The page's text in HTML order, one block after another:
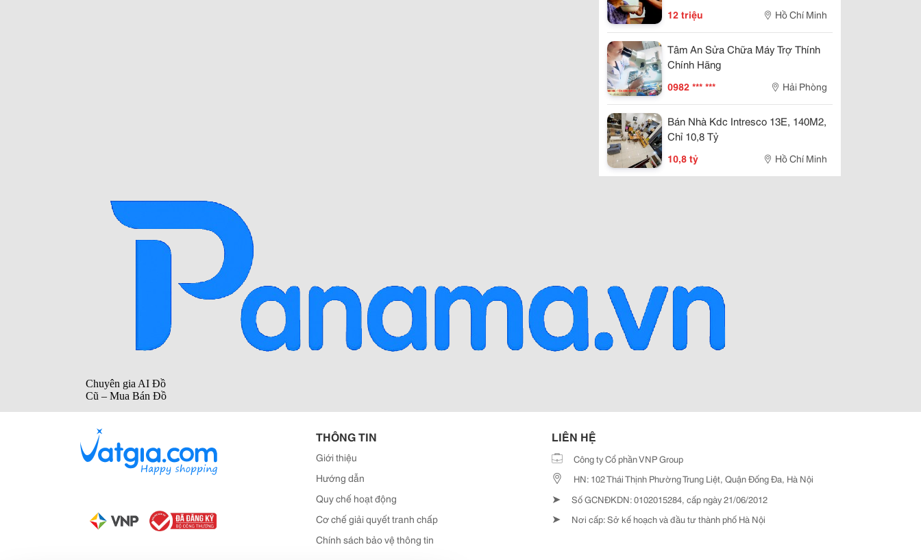
12 triệu Hồ Chí Minh
Tâm An Sửa Chữa Máy Trợ Thính
Chính Hãng
0982 *** *** Hải Phòng
Bán Nhà Kdc Intresco 13E, 140M2,
Chỉ 10,8 Tỷ
10,8 tỷ Hồ Chí Minh
THÔNG TIN
Giới thiệu
Hướng dẫn
Quy chế hoạt động
Cơ chế giải quyết tranh chấp
Chính sách bảo vệ thông tin
LIÊN HỆ
Công ty Cổ phần VNP Group
HN: 102 Thái Thịnh Phường Trung Liệt, Quận Đống Đa, Hà Nội
➤ Số GCNĐKDN: 0102015284, cấp ngày 21/06/2012
➤ Nơi cấp: Sở kế hoạch và đầu tư thành phố Hà Nội